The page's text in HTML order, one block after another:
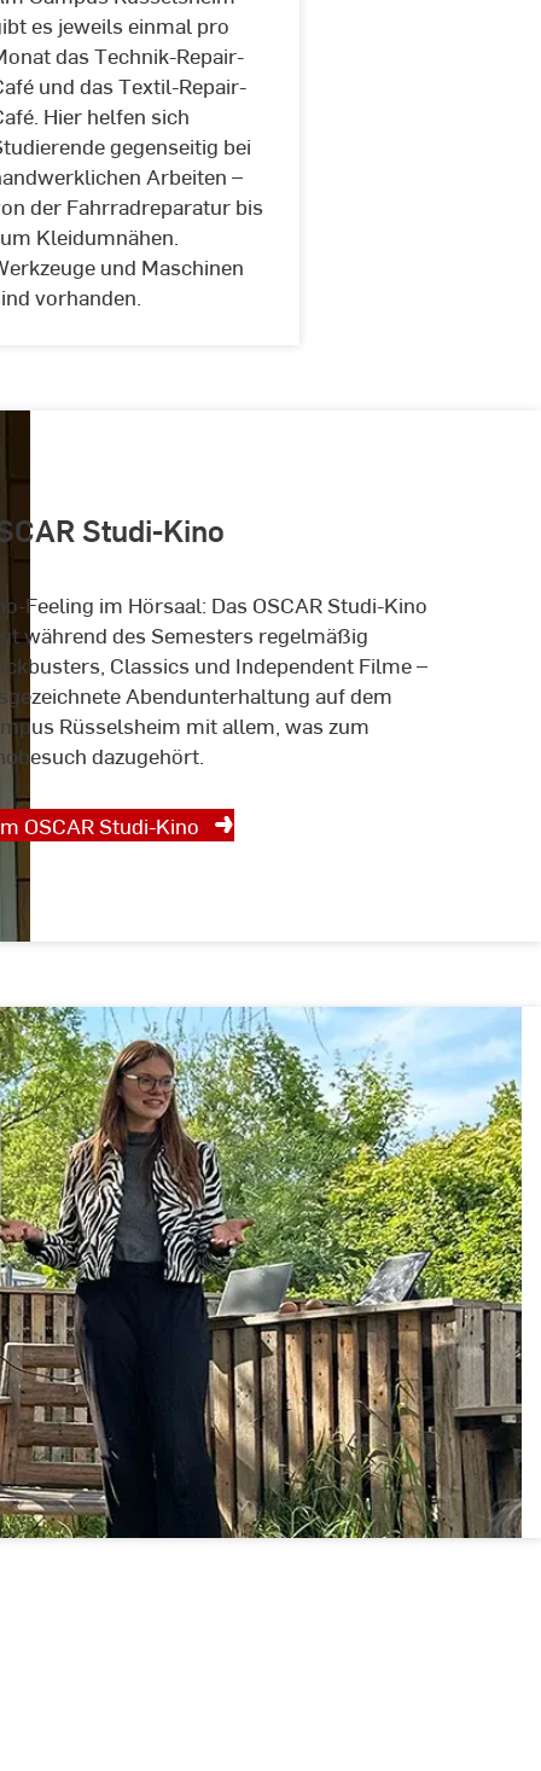
es jeweils einmal pro
das Technik-Repair-
und das Textil-Repair-
Hier helfen sich
gegenseitig bei
Arbeiten –
der Fahrradreparatur bis
Kleidumnähen.
und Maschinen
vorhanden.
Café
Studi-Kino
Feeling im Hörsaal: Das OSCAR Studi-Kino
während des Semesters regelmäßig
Classics und Independent Filme –
Abendunterhaltung auf dem
Rüsselsheim mit allem, was zum
dazugehört.
OSCAR Studi-Kino